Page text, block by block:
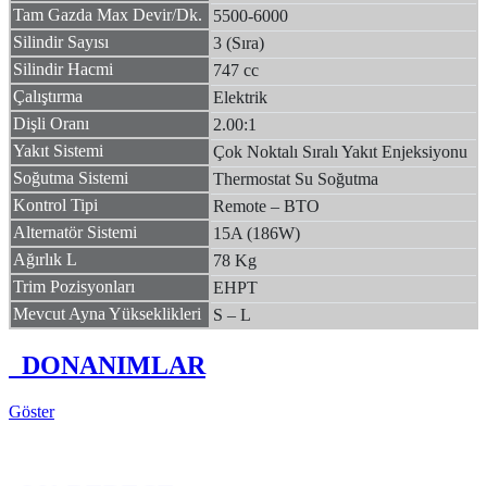
Tam Gazda Max Devir/Dk.
5500-6000
Silindir Sayısı
3 (Sıra)
Silindir Hacmi
747 cc
Çalıştırma
Elektrik
Dişli Oranı
2.00:1
Yakıt Sistemi
Çok Noktalı Sıralı Yakıt Enjeksiyonu
Soğutma Sistemi
Thermostat Su Soğutma
Kontrol Tipi
Remote – BTO
Alternatör Sistemi
15A (186W)
Ağırlık L
78 Kg
Trim Pozisyonları
EHPT
Mevcut Ayna Yükseklikleri
S – L
DONANIMLAR
Göster